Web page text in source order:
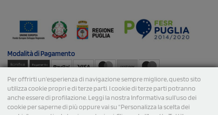
Per offrirti un'esperienza di navigazione sempre migliore, questo sito
utilizza cookie propri e di terze parti. I cookie di terze parti potranno
anche essere di profilazione. Leggi la nostra Informativa sull’uso dei
cookie per saperne di più oppure vai su “Personalizza la scelta dei
Modalità diPagamento
Spedizioni